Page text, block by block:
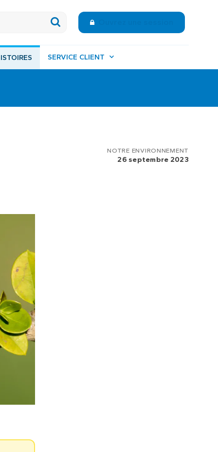
SERVICE CLIENT
NOTRE ENVIRONNEMENT
26 septembre 2023